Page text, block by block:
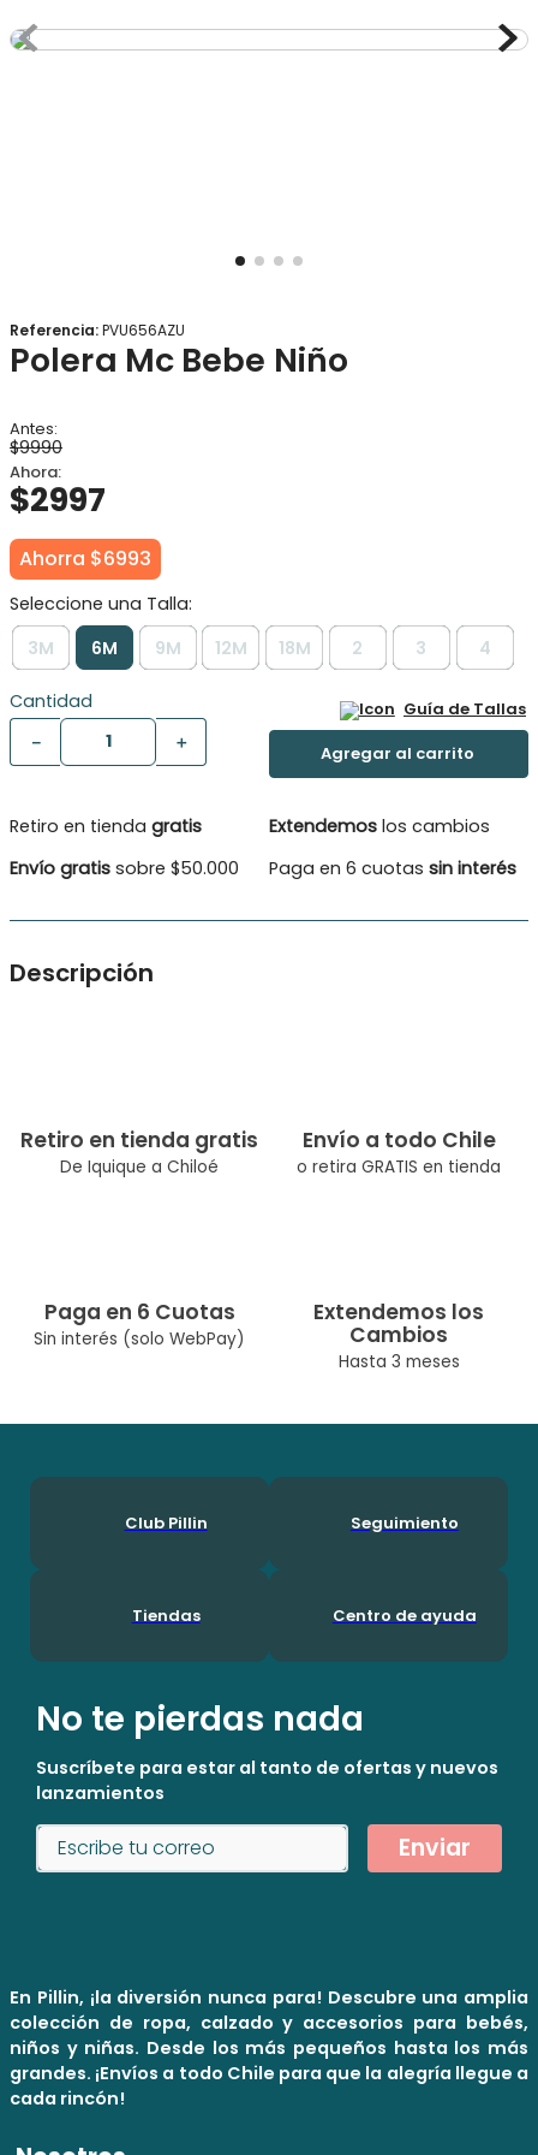
Referencia:PVU656AZU
Polera Mc Bebe Niño
$9990
$2997
Ahorra $6993
3M 6M 9M 12M 18M 2 3 4
Cantidad
＋
－
Guía de Tallas
Retiro en tienda gratis
Envío gratis sobre $50.000
Extendemos los cambios
Paga en 6 cuotas sin interés
Descripción
Retiro en tienda gratis
De Iquique a Chiloé
Envío a todo Chile
o retira GRATIS en tienda
Paga en 6 Cuotas
Sin interés (solo WebPay)
Extendemos los
Cambios
Hasta 3 meses
Club Pillin Seguimiento
Tiendas Centro de ayuda
No te pierdas nada
Suscríbete para estar al tanto de ofertas y nuevos
lanzamientos
Enviar
En Pillin, ¡la diversión nunca para! Descubre una amplia
colección de ropa, calzado y accesorios para bebés,
niños y niñas. Desde los más pequeños hasta los más
grandes. ¡Envíos a todo Chile para que la alegría llegue a
cada rincón!
9.
botas agua